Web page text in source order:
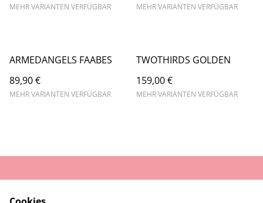
MEHR VARIANTEN VERFÜGBAR MEHR VARIANTEN VERFÜGBAR
ARMEDANGELS FAABES
89,90 €
MEHR VARIANTEN VERFÜGBAR
TWOTHIRDS GOLDEN
159,00 €
MEHR VARIANTEN VERFÜGBAR